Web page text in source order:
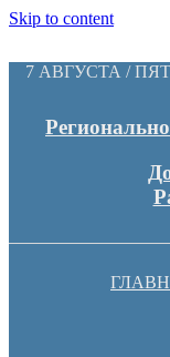
Skip to content
7 АВГУСТА /